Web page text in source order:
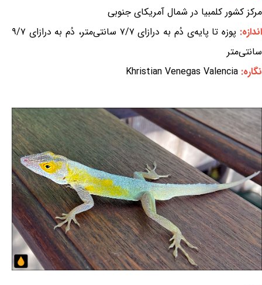
مرکز کشور کلمبیا در شمال آمریکای جنوبی
اندازه:
پوزه تا پایه‌ی دُم به درازای ۷/۷ سانتی‌متر، دُم به درازای ۹/۷
سانتی‌متر
نگاره: Khristian Venegas Valencia